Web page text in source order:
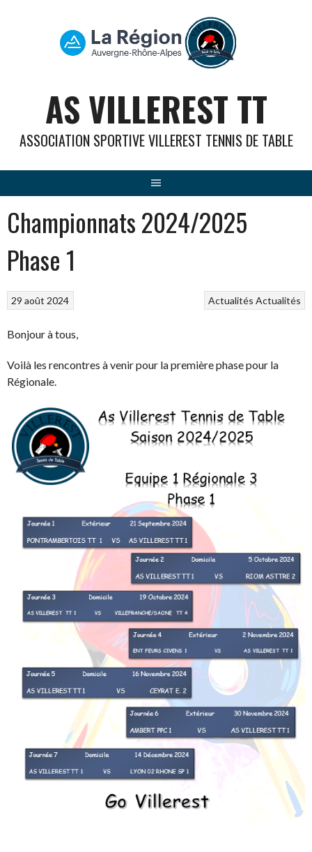
AS VILLEREST TT
ASSOCIATION SPORTIVE VILLEREST TENNIS DE TABLE
Championnats 2024/2025
Phase 1
Actualités Actualités
29 août 2024
Bonjour à tous,
Voilà les rencontres à venir pour la première phase pour la
Régionale.